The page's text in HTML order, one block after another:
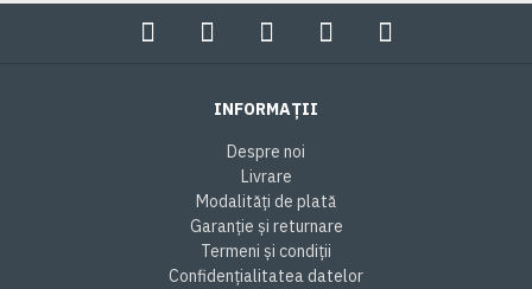
INFORMAȚII
Despre noi
Livrare
Modalități de plată
Garanție și returnare
Termeni și condiții
Confidențialitatea datelor